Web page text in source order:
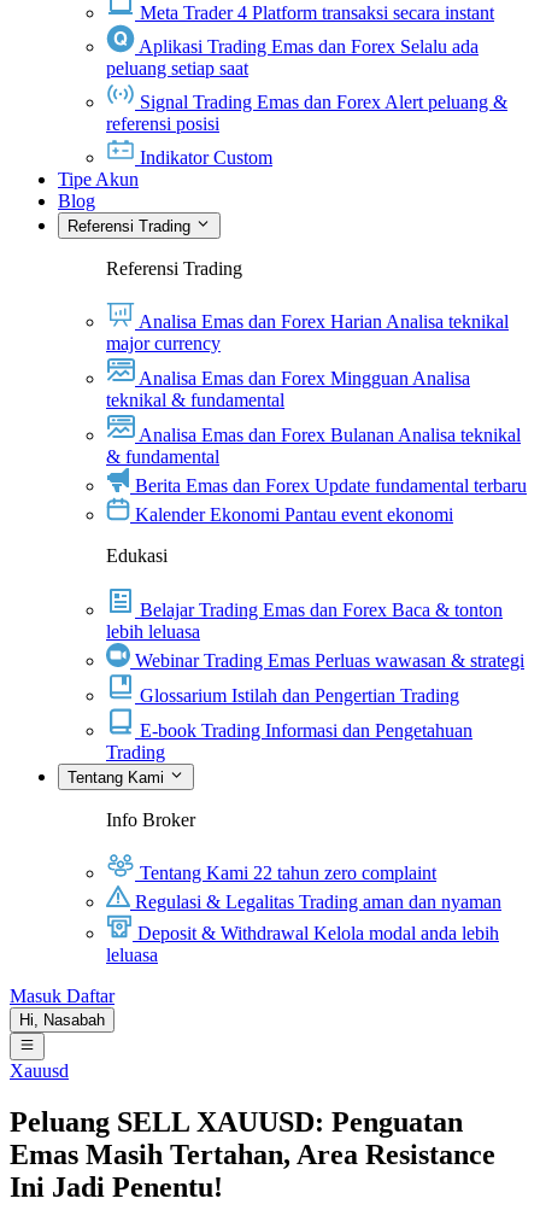
Meta Trader 4 Platform transaksi secara instant
Aplikasi Trading Emas dan Forex Selalu ada
peluang setiap saat
Signal Trading Emas dan Forex Alert peluang &
referensi posisi
Indikator Custom
Tipe Akun
Blog
Referensi Trading
Referensi Trading
Analisa Emas dan Forex Harian Analisa teknikal
major currency
Analisa Emas dan Forex Mingguan Analisa
teknikal & fundamental
Analisa Emas dan Forex Bulanan Analisa teknikal
& fundamental
Berita Emas dan Forex Update fundamental terbaru
Kalender Ekonomi Pantau event ekonomi
Edukasi
Belajar Trading Emas dan Forex Baca & tonton
lebih leluasa
Webinar Trading Emas Perluas wawasan & strategi
Glossarium Istilah dan Pengertian Trading
E-book Trading Informasi dan Pengetahuan
Trading
Tentang Kami
Info Broker
Tentang Kami 22 tahun zero complaint
Regulasi & Legalitas Trading aman dan nyaman
Deposit & Withdrawal Kelola modal anda lebih
leluasa
Masuk Daftar
Hi, Nasabah
Xauusd
Peluang SELL XAUUSD: Penguatan
Emas Masih Tertahan, Area Resistance
Ini Jadi Penentu!